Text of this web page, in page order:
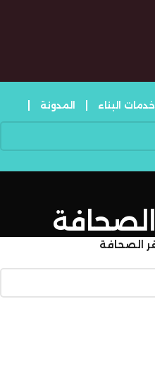
خدمات البناء
المدونة
الصحافة
الصحافة